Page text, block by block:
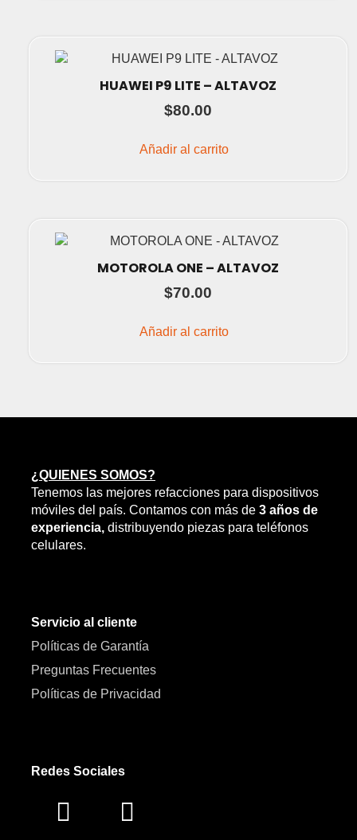
HUAWEI P9 LITE – ALTAVOZ
$80.00
Añadir al carrito
MOTOROLA ONE – ALTAVOZ
$70.00
Añadir al carrito
¿QUIENES SOMOS?
Tenemos las mejores refacciones para dispositivos
móviles del país. Contamos con más de 3 años de
experiencia, distribuyendo piezas para teléfonos
celulares.
Servicio al cliente
Políticas de Garantía
Preguntas Frecuentes
Políticas de Privacidad
Redes Sociales